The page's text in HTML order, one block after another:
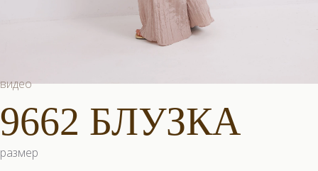
видео
9662 БЛУЗКА
размер